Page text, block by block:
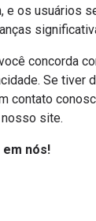
e os usuários
concorda
Se tiver
contato
site.
nós!